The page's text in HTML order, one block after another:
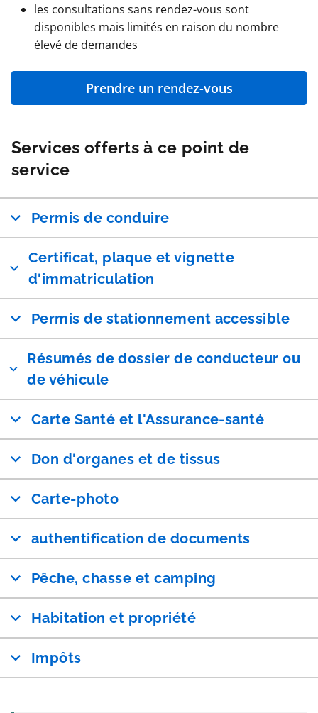
les consultations sans rendez-vous sont
disponibles mais limités en raison du nombre
élevé de demandes
Prendre un rendez-vous
Services offerts à ce point de
service
Permis de conduire
Certificat, plaque et vignette
d'immatriculation
Permis de stationnement accessible
Résumés de dossier de conducteur ou
de véhicule
Carte Santé et l'Assurance-santé
Don d'organes et de tissus
Carte-photo
authentification de documents
Pêche, chasse et camping
Habitation et propriété
Impôts